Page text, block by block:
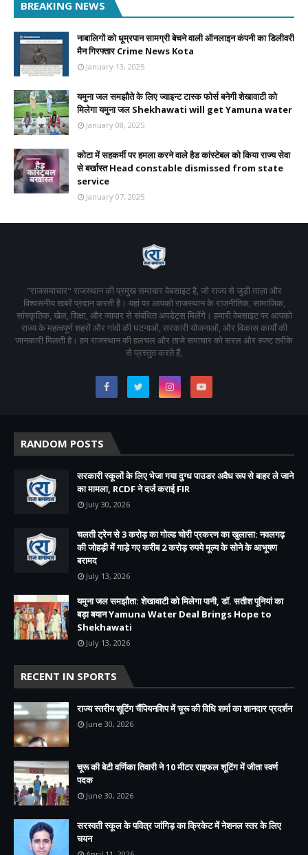
BREAKING NEWS
नाबालिगों को धूम्रपान सामग्री बेचने वाली ऑनलाइन कंपनी का डिलीवरी
मैन गिरफ्तार Crime News Kota
January 13, 2025
यमुना जल समझौते के लिए ज्वाइन्ट टास्क फोर्स बनेगी शेखावाटी को
मिलेगा यमुना जल Shekhawati will get Yamuna water
January 08, 2025
कोटा में सहकर्मी पर हमला करने वाले हैड कांस्टेबल को किया राज्य सेवा
से बर्खास्त Head constable dismissed from state
service
January 07, 2025
"राजसमाचार" राजस्थान की प्रमुख समाचार वेबसाइट है, जो राज्य से जुड़ी ताज़ा और
विश्वसनीय खबरें प्रदान करती है। यहां पर आपको राजस्थान के राजनीतिक, सामाजिक,
सांस्कृतिक, खेल, शिक्षा, और व्यापार से संबंधित अपडेट्स मिलेंगे। हमारी वेबसाइट पर आपको
राज्य के महत्वपूर्ण शहरों और गांवों की घटनाओं, सरकारी योजनाओं, और विकास कार्यों की
जानकारी मिलती है। हम राजस्थान की हलचल और ताजे समाचार को सरल और स्पष्ट तरीके
से प्रस्तुत करते हैं,
RANDOM POSTS
सरकारी स्कूलों के लिए भेजा गया दुग्ध पाउडर अवैध रूप से बाहर ले जाने
का मामला, RCDF ने दर्ज कराई FIR
July 30, 2026
चलती ट्रेन से 3 करोड़ का गोल्ड चोरी प्रकरण का खुलासा: नवलगढ़
की जोहड़ी में गाड़े गए करीब 2 करोड़ रुपये मूल्य के सोने के आभूषण
बरामद
July 13, 2026
यमुना जल समझौता: शेखावाटी को मिलेगा पानी, डॉ. सतीश पूनियां का
बड़ा बयान Yamuna Water Deal Brings Hope to
Shekhawati
July 13, 2026
RECENT IN SPORTS
राज्य स्तरीय शूटिंग चैंपियनशिप में चूरू की विधि शर्मा का शानदार प्रदर्शन
June 30, 2026
चूरू की बेटी वर्णिका तिवारी ने 10 मीटर राइफल शूटिंग में जीता स्वर्ण
पदक
June 30, 2026
सरस्वती स्कूल के पवित्र जांगिड़ का क्रिकेट में नेशनल स्तर के लिए
चयन